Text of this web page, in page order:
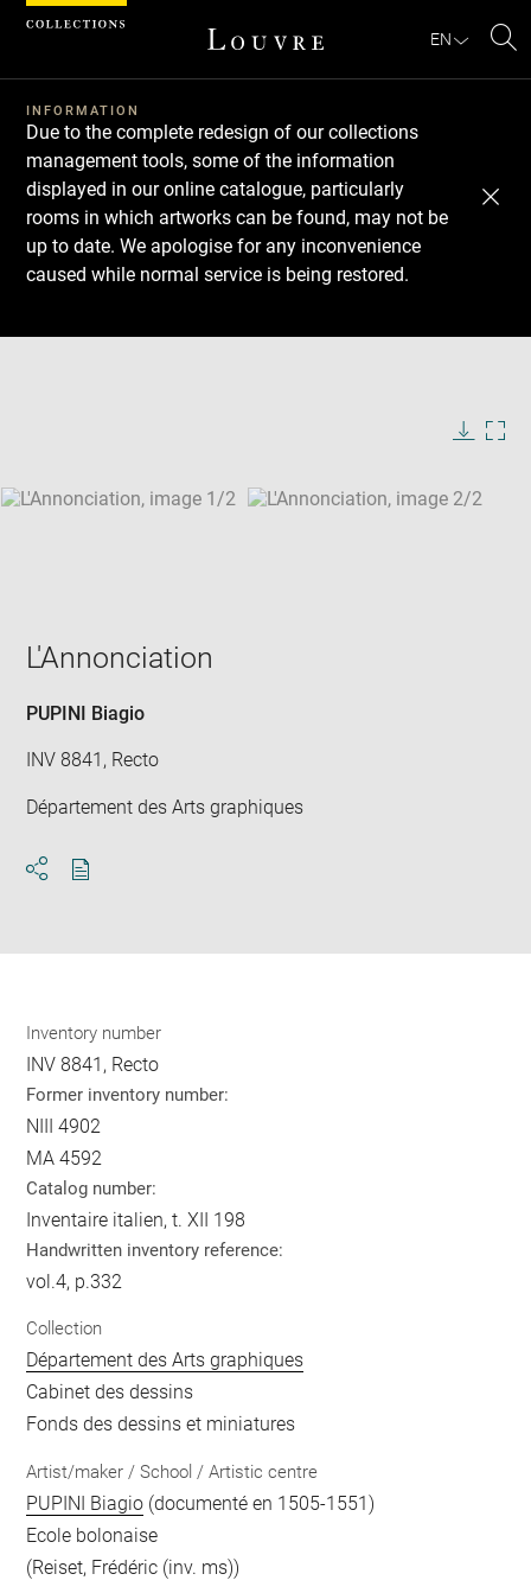
EN
INFORMATION
Due to the complete redesign of our collections
management tools, some of the information
displayed in our online catalogue, particularly
rooms in which artworks can be found, may not be
up to date. We apologise for any inconvenience
caused while normal service is being restored.
SKIP IMAGE CAROUSEL
Download
Next
Previous
L'Annonciation
PUPINI Biagio
INV 8841, Recto
Département des Arts graphiques
Inventory number
INV 8841, Recto
Former inventory number:
NIII 4902
MA 4592
Catalog number:
Inventaire italien, t. XII 198
Handwritten inventory reference:
vol.4, p.332
Collection
Département des Arts graphiques
Cabinet des dessins
Fonds des dessins et miniatures
Artist/maker / School / Artistic centre
PUPINI Biagio (documenté en 1505-1551)
Ecole bolonaise
(Reiset, Frédéric (inv. ms))
Cookies management panel